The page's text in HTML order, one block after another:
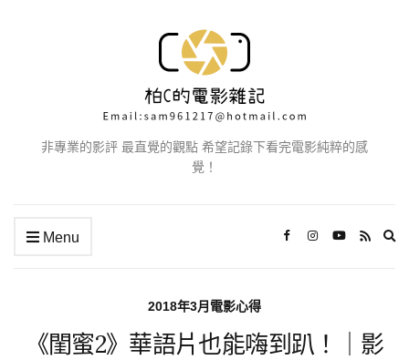
非專業的影評 最直覺的觀點 希望記錄下看完電影純粹的感
覺！
Menu
2018年3月電影心得
《閨蜜2》華語片也能嗨到趴！｜影